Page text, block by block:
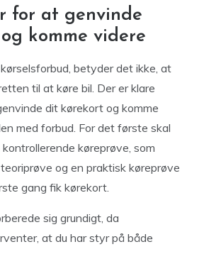
for at genvinde
komme videre
betyder det ikke, at
til at køre bil. Der er klare
dit kørekort og komme
med forbud. For det første skal
køreprøve, som
og en praktisk køreprøve
gang fik kørekort.
sig grundigt, da
at du har styr på både